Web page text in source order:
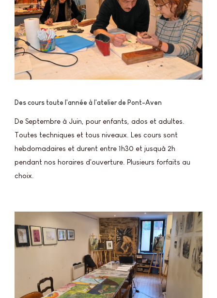
Des cours toute l'année à l'atelier de Pont-Aven
De Septembre à Juin, pour enfants, ados et adultes.
Toutes techniques et tous niveaux. Les cours sont
hebdomadaires et durent entre 1h30 et jusquà 2h
pendant nos horaires d'ouverture. Plusieurs forfaits au
choix.